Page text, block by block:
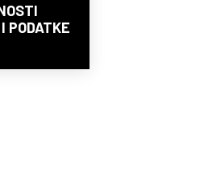
PODATKE